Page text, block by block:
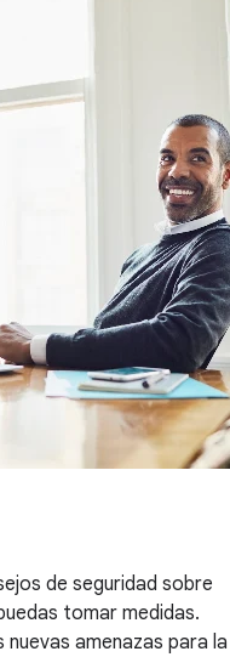
de seguridad sobre
tomar medidas.
amenazas para la